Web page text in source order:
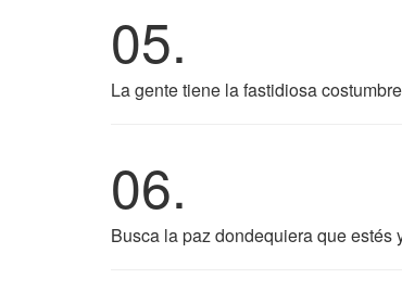
05.
La gente tiene la fastidiosa
06.
Busca la paz dondequiera que estés